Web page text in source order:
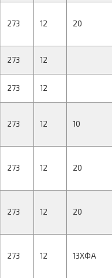
273 12 20
273 12
273 12
273 12 10
273 12 20
273 12 20
273 12 13ХФА